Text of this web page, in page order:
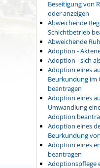
Beseitigung von
oder anzeigen
Abweichende
Schichtbetrieb
Abweichende
Adoption -
Adoption - sich
Adoption eines
Beurkundung im
beantragen
Adoption eines
Umwandlung
Adoption
Adoption eines
Beurkundung
Adoption eines
beantragen
Adoptionspflege